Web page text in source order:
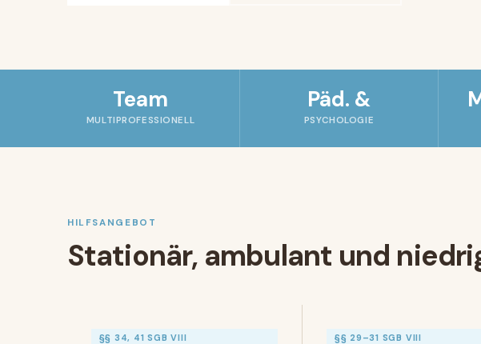
Team
MULTIPROFESSIONELL
Päd. &
PSYCHOLOGIE
HILFSANGEBOT
Stationär, ambulant und
§§ 34, 41 SGB VIII §§ 29–31 SGB VIII